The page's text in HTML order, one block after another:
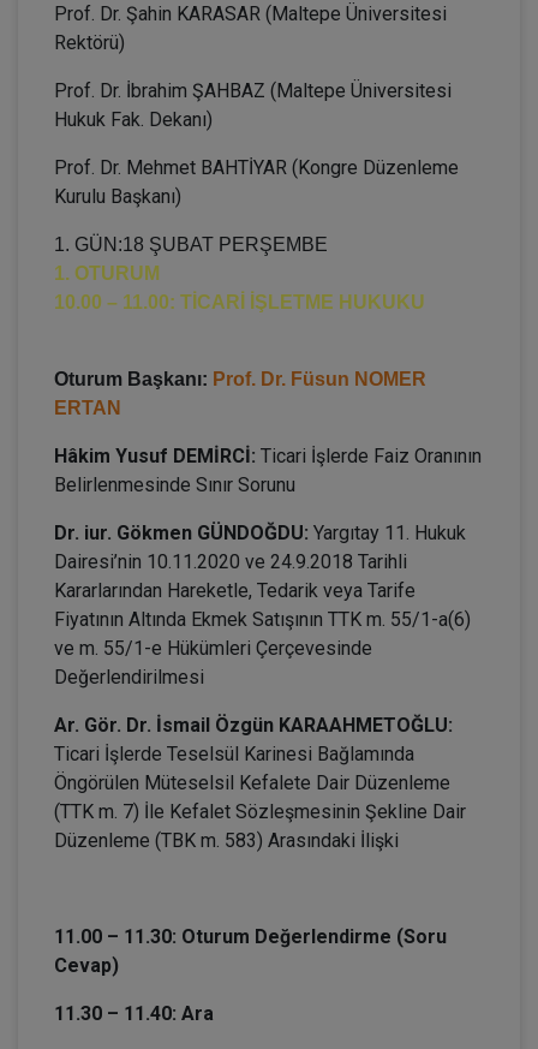
Prof. Dr. Şahin KARASAR (Maltepe Üniversitesi
Rektörü)
Prof. Dr. İbrahim ŞAHBAZ (Maltepe Üniversitesi
Hukuk Fak. Dekanı)
Prof. Dr. Mehmet BAHTİYAR (Kongre Düzenleme
Kurulu Başkanı)
1. GÜN:18 ŞUBAT PERŞEMBE
1. OTURUM
10.00 – 11.00: TİCARİ İŞLETME HUKUKU
Oturum Başkanı: Prof. Dr. Füsun NOMER
ERTAN
Hâkim Yusuf DEMİRCİ: Ticari İşlerde Faiz Oranının
Belirlenmesinde Sınır Sorunu
Dr. iur. Gökmen GÜNDOĞDU: Yargıtay 11. Hukuk
Dairesi’nin 10.11.2020 ve 24.9.2018 Tarihli
Kararlarından Hareketle, Tedarik veya Tarife
Fiyatının Altında Ekmek Satışının TTK m. 55/1-a(6)
ve m. 55/1-e Hükümleri Çerçevesinde
Değerlendirilmesi
Ar. Gör. Dr. İsmail Özgün KARAAHMETOĞLU:
Ticari İşlerde Teselsül Karinesi Bağlamında
Öngörülen Müteselsil Kefalete Dair Düzenleme
(TTK m. 7) İle Kefalet Sözleşmesinin Şekline Dair
Düzenleme (TBK m. 583) Arasındaki İlişki
11.00 – 11.30: Oturum Değerlendirme (Soru
Cevap)
11.30 – 11.40: Ara